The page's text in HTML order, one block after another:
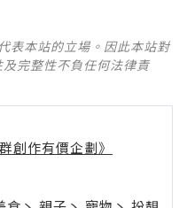
表本站的立場。因此本站對
完整性不負任何法律責
創作有價企劃》